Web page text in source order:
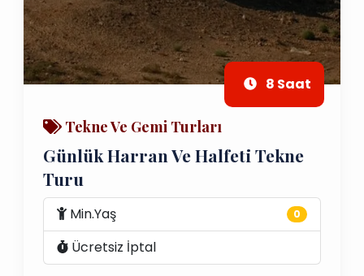
8 Saat
Tekne Ve Gemi Turları
Günlük Harran Ve Halfeti Tekne
Turu
Min.Yaş 0
Ücretsiz İptal